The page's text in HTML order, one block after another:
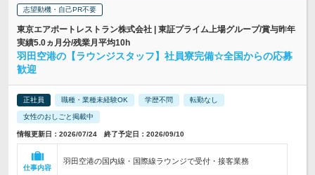
志望動機・自己PR不要
東京エアポートレストラン株式会社 | 東証プライム上場グループ/賞与昨年
実績5.0ヵ月分/残業月平均10h
羽田空港の【ラウンジスタッフ】社員寮完備☆全国からの応募
歓迎
正社員 職種・業種未経験OK 学歴不問 転勤なし
女性のおしごと掲載中
情報更新日：2026/07/24 終了予定日：2026/09/10
仕事内容
羽田空港の国内線・国際線ラウンジで受付・接客業務